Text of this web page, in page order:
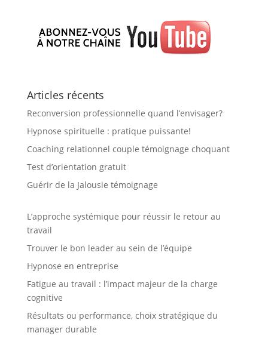
Articles récents
Reconversion professionnelle quand l’envisager?
Hypnose spirituelle : pratique puissante!
Coaching relationnel couple témoignage choquant
Test d’orientation gratuit
Guérir de la Jalousie témoignage
L’approche systémique pour réussir le retour au
travail
Trouver le bon leader au sein de l’équipe
Hypnose en entreprise
Fatigue au travail : l’impact majeur de la charge
cognitive
Résultats ou performance, choix stratégique du
manager durable